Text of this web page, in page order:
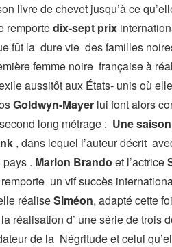
livre de chevet jusqu’à ce
remportedix-sept prix
fût la dure vie des familles
femme noire française à
aussitôt aux États- unis où
Goldwyn-Mayer lui font alors
long métrage : Une
, dans lequel l’auteur décrit
pays . Marlon Brando et l’actrice
un vif succès
réaliseSiméon, adapté cette
réalisation d’ une série de trois
de la Négritude et celui